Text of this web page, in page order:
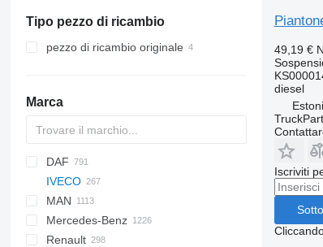
Tipo pezzo di ricambio
pezzo di ricambio originale
Marca
Q-series
DAF
CF
LF
XD
XF
Cargo
F-MAX
Transit
IVECO
EuroCargo
Eurotech
Eurotrakker
AW
MAN
A-series
F90
Mercedes-Benz
A-Class
Canter
Atleon
Renault
49,19 €
diesel
Iscriviti